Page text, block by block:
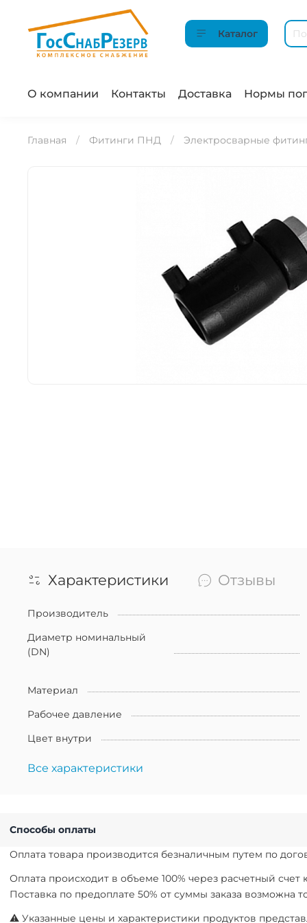
Каталог
О компании Контакты Доставка Нормы
Главная Фитинги ПНД Электросварные
Характеристики Отзывы
Производитель
Диаметр номинальный
(DN)
Материал
Рабочее давление
Цвет внутри
Все характеристики
Способы оплаты
Оплата товара производится безналичным путем по
Оплата происходит в объеме 100% через расчетный
Поставка по предоплате 50% от суммы заказа
⚠ Указанные цены и характеристики продуктов